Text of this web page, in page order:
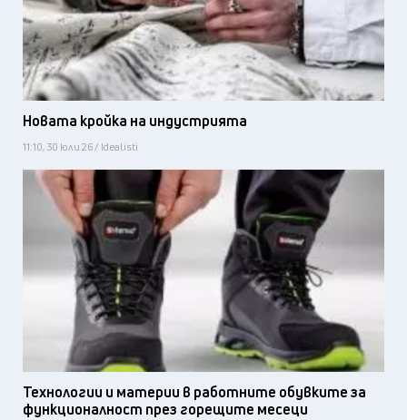
Новата кройка на индустрията
11:10, 30 юли 26 / Idealisti
Технологии и материи в работните обувките за
функционалност през горещите месеци